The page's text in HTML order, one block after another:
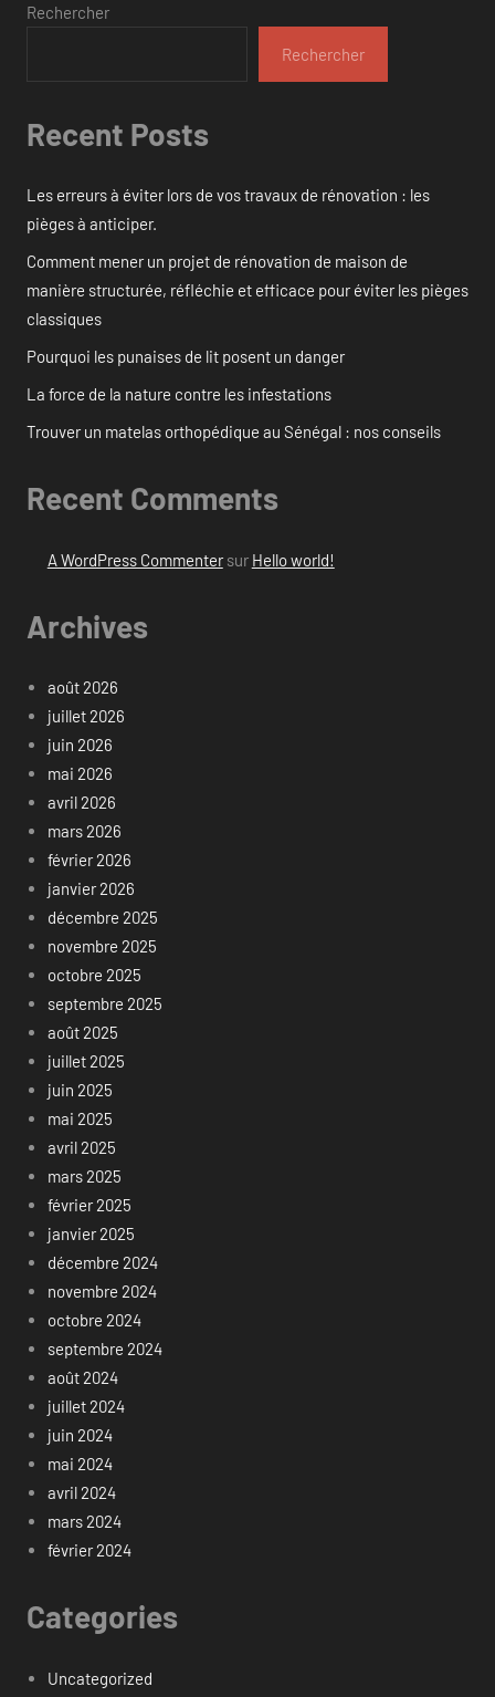
Rechercher
Rechercher
Recent Posts
Les erreurs à éviter lors de vos travaux de rénovation : les
pièges à anticiper.
Comment mener un projet de rénovation de maison de
manière structurée, réfléchie et efficace pour éviter les pièges
classiques
Pourquoi les punaises de lit posent un danger
La force de la nature contre les infestations
Trouver un matelas orthopédique au Sénégal : nos conseils
Recent Comments
A WordPress Commentersur Hello world!
Archives
août 2026
juillet 2026
juin 2026
mai 2026
avril 2026
mars 2026
février 2026
janvier 2026
décembre 2025
novembre 2025
octobre 2025
septembre 2025
août 2025
juillet 2025
juin 2025
mai 2025
avril 2025
mars 2025
février 2025
janvier 2025
décembre 2024
novembre 2024
octobre 2024
septembre 2024
août 2024
juillet 2024
juin 2024
mai 2024
avril 2024
mars 2024
février 2024
Categories
Uncategorized